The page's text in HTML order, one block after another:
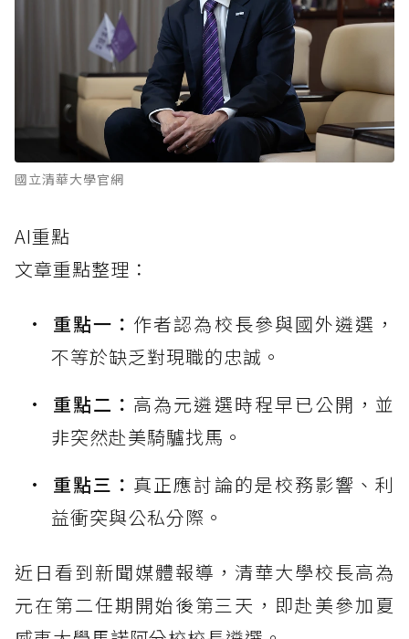
國立清華大學官網
AI重點
文章重點整理：
重點一： 作者認為校長參與國外遴選，
不等於缺乏對現職的忠誠。
重點二： 高為元遴選時程早已公開，並
非突然赴美騎驢找馬。
重點三： 真正應討論的是校務影響、利
益衝突與公私分際。
近日看到新聞媒體報導，清華大學校長高為
元在第二任期開始後第三天，即赴美參加夏